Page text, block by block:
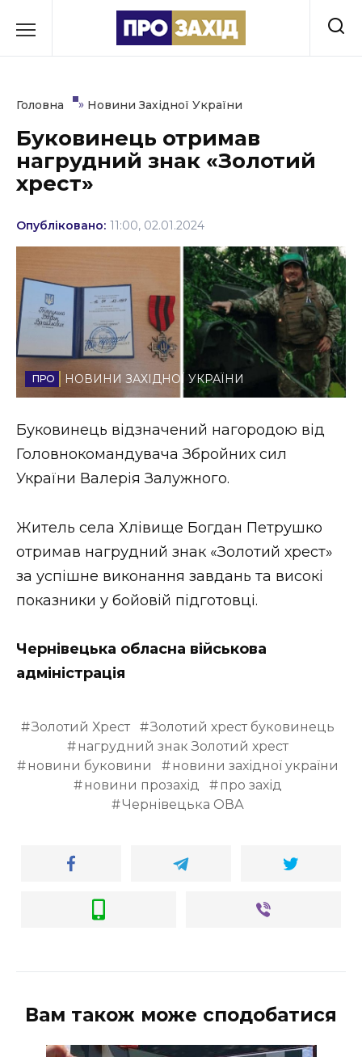
до
Культура
Освіта
Події
Соціум
Спорт
Стиль життя
Втрачений Ужгород (відеоверсія)
ЗАКАРПАТСЬКІ НОВИНИ
НОВИНИ ЗАХІДНОЇ УКРАЇНИ
ФОТО
ВІДЕО
Головна » Новини Західної України
Буковинець отримав
нагрудний знак «Золотий
хрест»
Опубліковано: 11:00, 02.01.2024
НОВИНИ ЗАХІДНОЇ УКРАЇНИ
Буковинець відзначений нагородою від
Головнокомандувача Збройних сил
України Валерія Залужного.
Житель села Хлівище Богдан Петрушко
отримав нагрудний знак «Золотий хрест»
за успішне виконання завдань та високі
показники у бойовій підготовці.
Чернівецька обласна військова
адміністрація
Золотий Хрест
Золотий хрест буковинець
нагрудний знак Золотий хрест
новини буковини
новини західної україни
новини прозахід
про захід
Чернівецька ОВА
Вам також може сподобатися